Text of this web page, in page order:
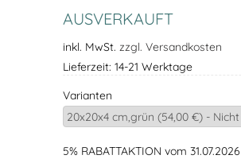
AUSVERKAUFT
inkl. MwSt. zzgl. Versandkosten
Lieferzeit: 14-21 Werktage
Varianten
5% RABATTAKTION vom